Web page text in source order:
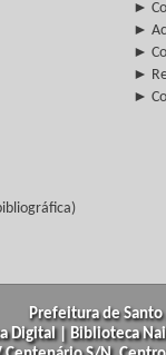
►
►
►
►
►
Prefeitura de
Digital | Biblioteca